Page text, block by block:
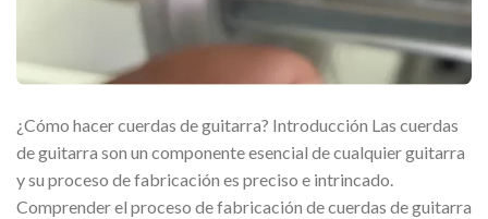
¿Cómo hacer cuerdas de guitarra? Introducción Las cuerdas
de guitarra son un componente esencial de cualquier guitarra
y su proceso de fabricación es preciso e intrincado.
Comprender el proceso de fabricación de cuerdas de guitarra